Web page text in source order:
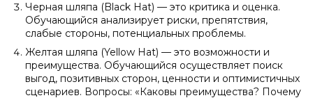
Черная шляпа (Black Hat) — это критика и оценка.
Обучающийся анализирует риски, препятствия,
слабые стороны, потенциальных проблемы.
Желтая шляпа (Yellow Hat) — это возможности и
преимущества. Обучающийся осуществляет поиск
выгод, позитивных сторон, ценности и оптимистичных
сценариев. Вопросы: «Каковы преимущества? Почему